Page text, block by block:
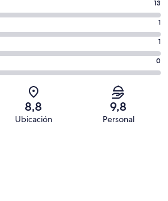
13
1
1
0
8,8
Ubicación
9,8
Personal